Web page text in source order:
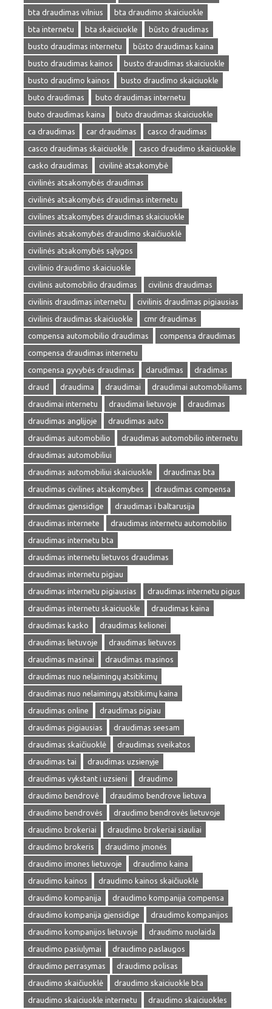
bta draudimas vilnius
bta draudimo skaiciuokle
bta internetu
bta skaiciuokle
būsto draudimas
busto draudimas internetu
būsto draudimas kaina
busto draudimas kainos
busto draudimas skaiciuokle
busto draudimo kainos
busto draudimo skaiciuokle
buto draudimas
buto draudimas internetu
buto draudimas kaina
buto draudimas skaiciuokle
ca draudimas
car draudimas
casco draudimas
casco draudimas skaiciuokle
casco draudimo skaiciuokle
casko draudimas
civilinė atsakomybė
civilinės atsakomybės draudimas
civilinės atsakomybės draudimas internetu
civilines atsakomybes draudimas skaiciuokle
civilinės atsakomybės draudimo skaičiuoklė
civilinės atsakomybės sąlygos
civilinio draudimo skaiciuokle
civilinis automobilio draudimas
civilinis draudimas
civilinis draudimas internetu
civilinis draudimas pigiausias
civilinis draudimas skaiciuokle
cmr draudimas
compensa automobilio draudimas
compensa draudimas
compensa draudimas internetu
compensa gyvybės draudimas
darudimas
dradimas
draud
draudima draudimai
draudimai automobiliams
draudimai internetu
draudimai lietuvoje
draudimas
draudimas anglijoje
draudimas auto
draudimas automobilio
draudimas automobilio internetu
draudimas automobiliui
draudimas automobiliui skaiciuokle
draudimas bta
draudimas civilines atsakomybes
draudimas compensa
draudimas gjensidige
draudimas i baltarusija
draudimas internete
draudimas internetu automobilio
draudimas internetu bta
draudimas internetu lietuvos draudimas
draudimas internetu pigiau
draudimas internetu pigiausias
draudimas internetu pigus
draudimas internetu skaiciuokle
draudimas kaina
draudimas kasko
draudimas kelionei
draudimas lietuvoje
draudimas lietuvos
draudimas masinai
draudimas masinos
draudimas nuo nelaimingų atsitikimų
draudimas nuo nelaimingų atsitikimų kaina
draudimas online
draudimas pigiau
draudimas pigiausias
draudimas seesam
draudimas skaičiuoklė
draudimas sveikatos
draudimas tai
draudimas uzsienyje
draudimas vykstant i uzsieni
draudimo
draudimo bendrovė
draudimo bendrove lietuva
draudimo bendrovės
draudimo bendrovės lietuvoje
draudimo brokeriai
draudimo brokeriai siauliai
draudimo brokeris
draudimo įmonės
draudimo imones lietuvoje
draudimo kaina
draudimo kainos
draudimo kainos skaičiuoklė
draudimo kompanija
draudimo kompanija compensa
draudimo kompanija gjensidige
draudimo kompanijos
draudimo kompanijos lietuvoje
draudimo nuolaida
draudimo pasiulymai
draudimo paslaugos
draudimo perrasymas
draudimo polisas
draudimo skaičiuoklė
draudimo skaiciuokle bta
draudimo skaiciuokle internetu
draudimo skaiciuokles